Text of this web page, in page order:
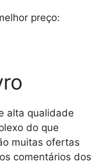
preço:
alta qualidade
do que
muitas ofertas
comentários dos